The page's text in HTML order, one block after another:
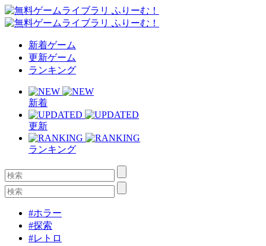
新着ゲーム
更新ゲーム
ランキング
新着
更新
ランキング
#ホラー
#探索
#レトロ